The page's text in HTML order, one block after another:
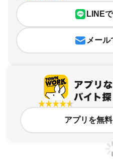
LINE
メー
アプリを無